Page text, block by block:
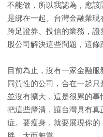
不能做，所以我認為，應
是綁在一起。台灣金融業
跨足證券、投信的業務，
股公司解決這些問題，這條
目前為止，沒有一家金融
同質性的公司，合在一起
並沒有擴大，這是很累的
把這些釐清，讓台灣具有
症。要瘦身，就要展現你